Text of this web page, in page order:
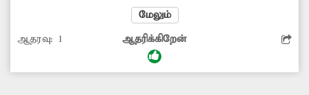
வருகிறது. இதை தடுக்க பல ஆண்டுகளாக
இருந்து வரும் மின் கம்பி மற்றும் உதரி
பாகங்களை மாற்றி அமைக்க வேண்டும்.
மேலும்
ஆதரவு: 1 ஆதரிக்கிறேன்